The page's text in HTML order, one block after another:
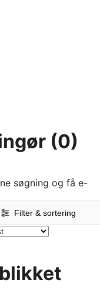
(0)
søgning og få e-
Filter & sortering